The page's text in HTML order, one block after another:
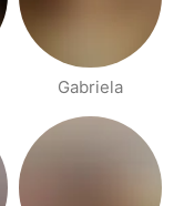
Gabriela